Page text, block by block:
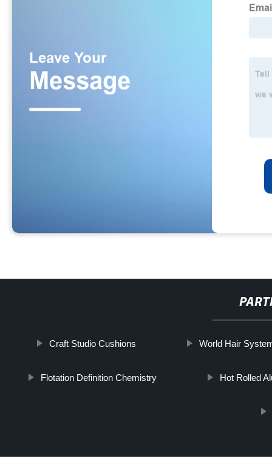
Craft Studio Cushions World Hair
Flotation Definition Chemistry Hot Rolled